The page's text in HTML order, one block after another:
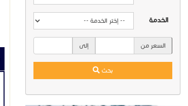
الخدمة
السعر من إلى
بحث